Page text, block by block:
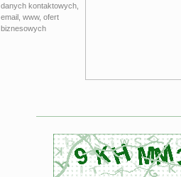
danych kontaktowych,
email, www, ofert
biznesowych